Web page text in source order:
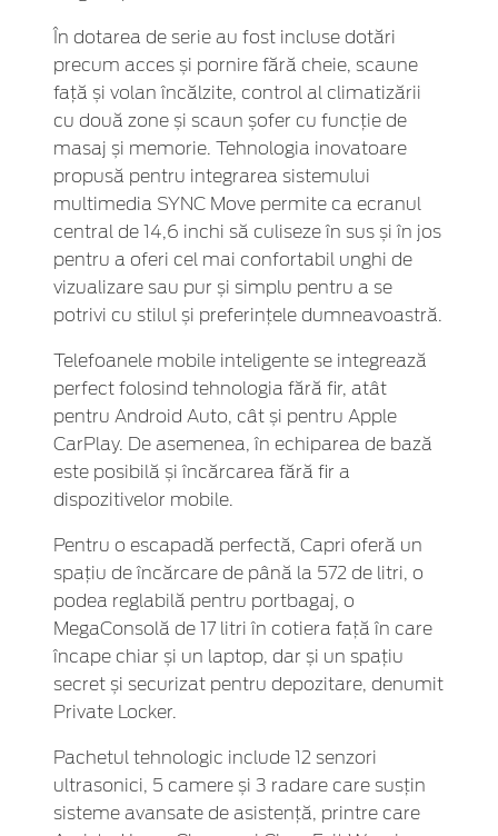
În dotarea de serie au fost incluse dotări
precum acces și pornire fără cheie, scaune
față și volan încălzite, control al climatizării
cu două zone și scaun șofer cu funcție de
masaj și memorie. Tehnologia inovatoare
propusă pentru integrarea sistemului
multimedia SYNC Move permite ca ecranul
central de 14,6 inchi să culiseze în sus și în jos
pentru a oferi cel mai confortabil unghi de
vizualizare sau pur și simplu pentru a se
potrivi cu stilul și preferințele dumneavoastră.
Telefoanele mobile inteligente se integrează
perfect folosind tehnologia fără fir, atât
pentru Android Auto, cât și pentru Apple
CarPlay. De asemenea, în echiparea de bază
este posibilă și încărcarea fără fir a
dispozitivelor mobile.
Pentru o escapadă perfectă, Capri oferă un
spațiu de încărcare de până la 572 de litri, o
podea reglabilă pentru portbagaj, o
MegaConsolă de 17 litri în cotiera față în care
încape chiar și un laptop, dar și un spațiu
secret și securizat pentru depozitare, denumit
Private Locker.
Pachetul tehnologic include 12 senzori
ultrasonici, 5 camere și 3 radare care susțin
sisteme avansate de asistență, printre care